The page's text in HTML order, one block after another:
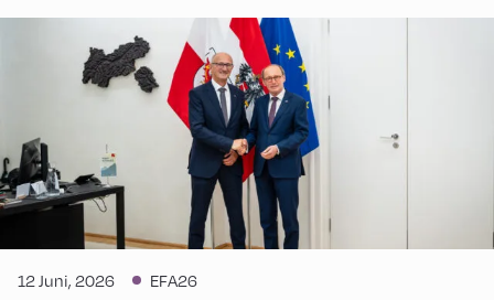
12 Juni, 2026 EFA26